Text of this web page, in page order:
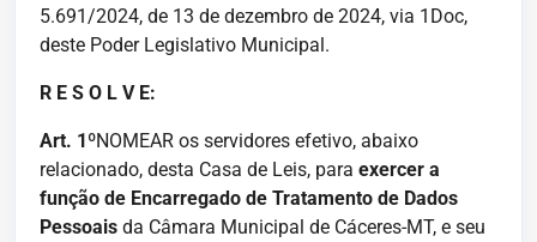
5.691/2024, de 13 de dezembro de 2024, via 1Doc,
deste Poder Legislativo Municipal.
R E S O L V E:
Art. 1ºNOMEAR os servidores efetivo, abaixo
relacionado, desta Casa de Leis, para exercer a
função de Encarregado de Tratamento de Dados
Pessoais da Câmara Municipal de Cáceres-MT, e seu